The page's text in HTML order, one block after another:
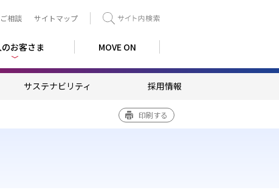
相談 サイトマップ
お客さま MOVE ON
サステナビリティ 採用情報
印刷する